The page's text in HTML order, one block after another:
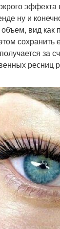
эффекта
ну и
объем, вид как
сохранить
за
ресниц